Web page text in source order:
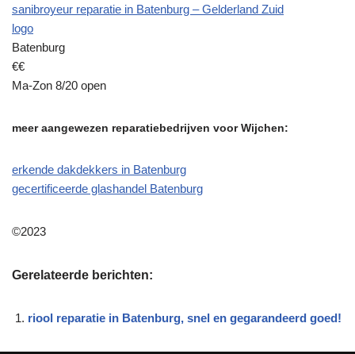
sanibroyeur reparatie in Batenburg – Gelderland Zuid
logo
Batenburg
€€
Ma-Zon 8/20 open
meer aangewezen reparatiebedrijven voor Wijchen:
erkende dakdekkers in Batenburg
gecertificeerde glashandel Batenburg
©2023
Gerelateerde berichten:
riool reparatie in Batenburg, snel en gegarandeerd goed!